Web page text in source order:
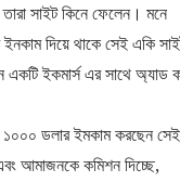
সাইট কিনে ফেলেন। মনে
দিয়ে থাকে সেই একি
ইকমার্স এর সাথে অ্যাড
ডলার ইমকাম করছেন সেই
আমাজনকে কমিশন দিচ্ছে,